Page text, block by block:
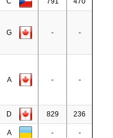
G - -
A - -
D 829 236
A - -